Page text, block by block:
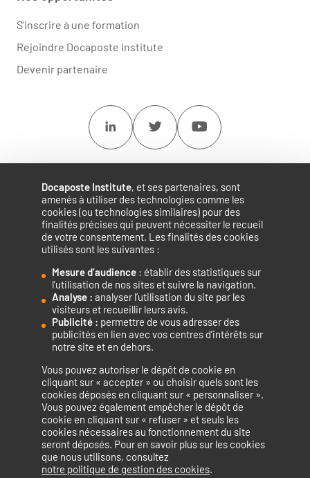
Docaposte Institute, et ses partenaires, sont
amenés à utiliser des technologies comme les
cookies (ou technologies similaires) pour des
finalités précises qui peuvent nécessiter le recueil
de votre consentement. Les finalités des cookies
utilisés sont les suivantes :
Mesure d’audience : établir des statistiques sur
l’utilisation de nos sites et suivre la navigation.
Analyse : analyser l’utilisation du site par les
visiteurs et recueillir leurs avis.
Publicité : permettre de vous adresser des
publicités en lien avec vos centres d’intérêts sur
notre site et en dehors.
Vous pouvez autoriser le dépôt de cookie en
cliquant sur « accepter » ou choisir quels sont les
cookies déposés en cliquant sur « personnaliser ».
Vous pouvez également empêcher le dépôt de
cookie en cliquant sur « refuser » et seuls les
cookies nécessaires au fonctionnement du site
seront déposés. Pour en savoir plus sur les cookies
que nous utilisons, consultez
notre politique de gestion des cookies.
Accélérateur de compétences numériques.
La certification qualité a été délivrée au titre de la catégorie
d’action suivante : ACTIONS DE FORMATION
S'inscrire à une formation
Rejoindre Docaposte Institute
Devenir partenaire
Linkedin Twitter Youtube
Mentions légales
Politique de confidentialité